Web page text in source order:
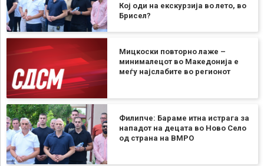
Кој оди на екскурзија во лето, во
Брисел?
Мицкоски повторно лаже –
минималецот во Македонија е
меѓу најслабите во регионот
Филипче: Бараме итна истрага за
нападот на децата во Ново Село
од страна на ВМРО